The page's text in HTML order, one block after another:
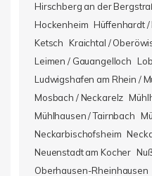
Hirschberg an der
Hockenheim Hüffenhardt
Ketsch Kraichtal /
Leimen / Gauangelloch
Ludwigshafen am Rhein /
Mosbach / Neckarelz
Mühlhausen / Tairnbach
Neckarbischofsheim
Neuenstadt am Kocher
Oberhausen-Rheinhausen